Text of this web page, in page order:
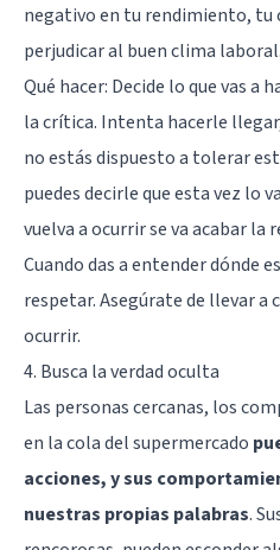
negativo en tu rendimiento, tu
perjudicar al buen clima laboral.
Qué hacer: Decide lo que vas a
la crítica. Intenta hacerle
no estás dispuesto a tolerar
puedes decirle que esta vez lo
vuelva a ocurrir se va acabar la
Cuando das a entender dónde
respetar. Asegúrate de llevar a
ocurrir.
4. Busca la verdad oculta
Las personas cercanas, los
en la cola del supermercado
acciones, y sus
nuestras propias palabras.